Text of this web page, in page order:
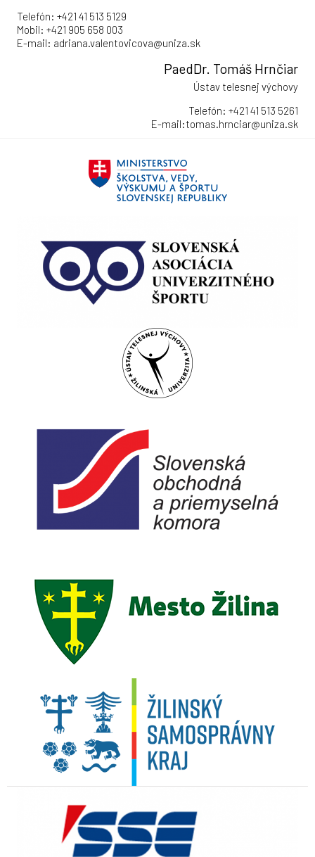
Telefón: +421 41 513 5129
Mobil: +421 905 658 003
E-mail: adriana.valentovicova@uniza.sk
PaedDr. Tomáš Hrnčiar
Ústav telesnej výchovy
Telefón: +421 41 513 5261
E-mail:tomas.hrnciar@uniza.sk